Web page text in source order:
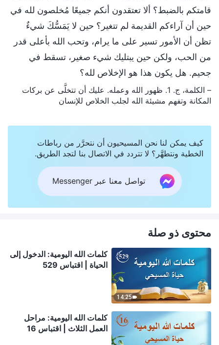
قامتكم بالضبط؟ ألا تعتقدون أنكم جميعًا مُخلصون لله في
حين أن آراءكم القديمة لم تتغير؟ حين لا يَمَسُّكَ شيءٌ
تظن أن الأمور تسير على ما يرام، وتحب الله بأعلى قدر
من الحب، ولكن حين يبتليك شيء صغير، تسقط في
جحيم. هل يكون هذا هو الإخلاص لله؟
– الكلمة، ج. 1. ظهور الله وعمله. عليك أن تتخلَّى عن بركات
المكانة وتفهم مشيئة الله لجلب الخلاص للإنسان
كيف يمكن لنا نحن المسيحيون أن نتحرَّر من رباطات
الخطية ونتطهَّر؟ لا تتردد في الاتصال بنا لتجد الطريق.
تواصل معنا عبر Messenger
محتوى ذو صلة
14:25
كلمات الله اليومية: الدخول إلى
الحياة | اقتباس 529
كلمات الله اليومية: مراحل
العمل الثلاث | اقتباس 16